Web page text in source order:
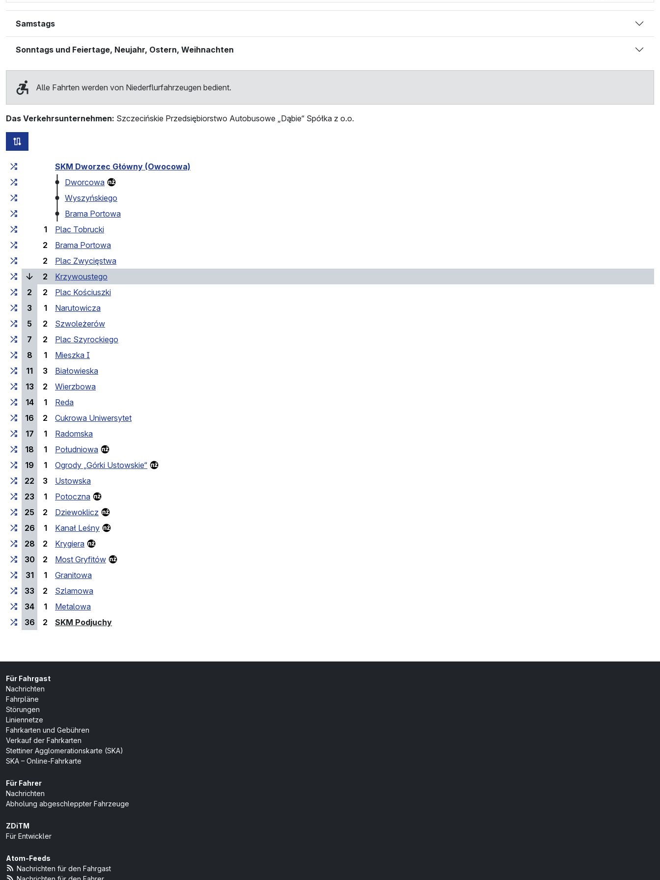
Samstags
Sonntags und Feiertage, Neujahr, Ostern, Weihnachten
Alle Fahrten werden von Niederflurfahrzeugen bedient.
Das Verkehrsunternehmen: Szczecińskie Przedsiębiorstwo Autobusowe „Dąbie“ Spółka z o.o.
Fahrtzeit zunehmend Fahrtzeit zwischen den Haltestellen
SKM Dworzec Główny (Owocowa)
Dworcowa
Wyszyńskiego
Brama Portowa
1
Plac Tobrucki
2
Brama Portowa
2
Plac Zwycięstwa
2
Krzywoustego
2
2
Plac Kościuszki
3
1
Narutowicza
5
2
Szwoleżerów
7
2
Plac Szyrockiego
8
1
Mieszka I
11
3
Białowieska
13
2
Wierzbowa
14
1
Reda
16
2
Cukrowa Uniwersytet
17
1
Radomska
18
1
Południowa
19
1
Ogrody „Górki Ustowskie“
22
3
Ustowska
23
1
Potoczna
25
2
Dziewoklicz
26
1
Kanał Leśny
28
2
Krygiera
30
2
Most Gryfitów
31
1
Granitowa
33
2
Szlamowa
34
1
Metalowa
36
2 SKM Podjuchy(Endhaltestelle)
Für Fahrgast
Nachrichten
Fahrpläne
Störungen
Liniennetze
Fahrkarten und Gebühren
Verkauf der Fahrkarten
Stettiner Agglomerationskarte (SKA)
SKA – Online-Fahrkarte
Für Fahrer
Nachrichten
Abholung abgeschleppter Fahrzeuge
ZDiTM
Für Entwickler
Atom-Feeds
Nachrichten für den Fahrgast